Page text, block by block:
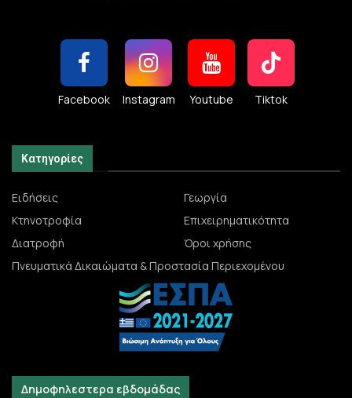
Facebook Instagram Youtube Tiktok
Κατηγορίες
Ειδήσεις
Γεωργία
Κτηνοτροφία
Επιχειρηματικότητα
Διατροφή
Όροι χρήσης
Πνευματικά Δικαιώματα & Προστασία Περιεχομένου
Δημοφηλεστερα εβδομάδας